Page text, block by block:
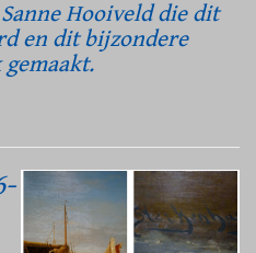
Hooiveld die dit
en dit bijzondere